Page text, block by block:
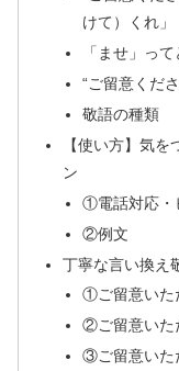
けて）くれ」
「ませ」っ
“ご留意くだ
敬語の種類
【使い方】気
ン
①電話対応・
②例文
丁寧な言い換え
①ご留意いた
②ご留意いた
③ご留意いた